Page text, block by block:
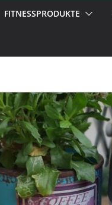
FITNESSPRODUKTE